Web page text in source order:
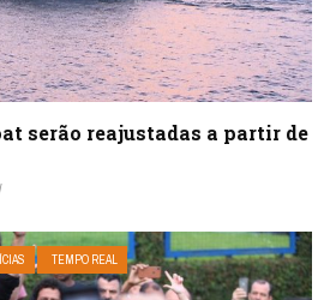
serão reajustadas a partir de
TEMPO REAL